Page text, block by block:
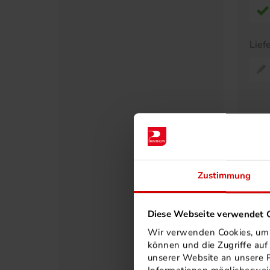
Zustimmung
Diese Webseite verwendet
Wir verwenden Cookies,
können und die Zugriffe
unserer Website an unsere